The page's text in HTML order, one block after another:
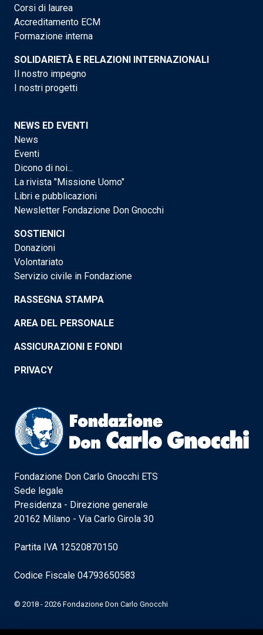
Corsi di laurea
Accreditamento ECM
Formazione interna
SOLIDARIETÀ E RELAZIONI INTERNAZIONALI
Il nostro impegno
I nostri progetti
NEWS ED EVENTI
News
Eventi
Dicono di noi...
La rivista "Missione Uomo"
Libri e pubblicazioni
Newsletter Fondazione Don Gnocchi
SOSTIENICI
Donazioni
Volontariato
Servizio civile in Fondazione
RASSEGNA STAMPA
AREA DEL PERSONALE
ASSICURAZIONI E FONDI
PRIVACY
Fondazione Don Carlo Gnocchi ETS
Sede legale
Presidenza - Direzione generale
20162 Milano - Via Carlo Girola 30
Partita IVA 12520870150
Codice Fiscale 04793650583
© 2018 - 2026 Fondazione Don Carlo Gnocchi